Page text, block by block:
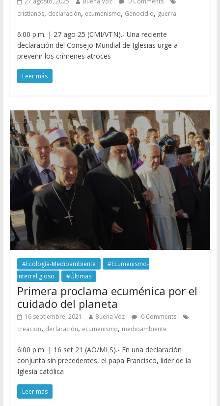
cristianos, declaración, ecumenismo, Genocidio, guerra
6:00 p.m. | 27 ago 25 (CMI/VTN).- Una reciente
declaración del Consejo Mundial de Iglesias urge a
prevenir los crímenes atroces
Leer más
#Ecología-Medioambiente
#Ecumenismo-
Interreligioso
#Últimas
Primera proclama ecuménica por el
cuidado del planeta
16 septiembre, 2021 Buena Voz
0 Comments
creacion, declaración, ecumenismo, medioambiente
6:00 p.m. | 16 set 21 (AO/MLS).- En una declaración
conjunta sin precedentes, el papa Francisco, líder de la
Iglesia católica
Leer más